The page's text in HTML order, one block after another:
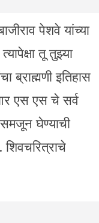
पेशवे यांच्या
तू तुझ्या
ब्राह्मणी इतिहास
एस एस चे सर्व
घेण्याची